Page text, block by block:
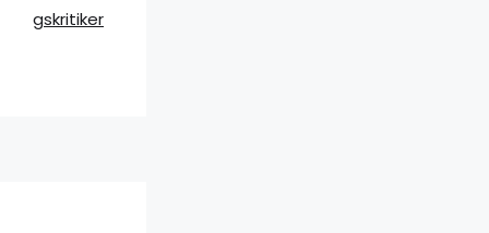
gskritiker